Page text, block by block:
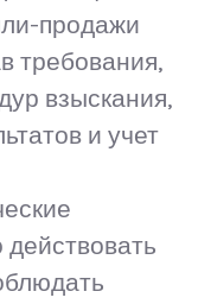
продажи
требования,
взыскания,
и учет